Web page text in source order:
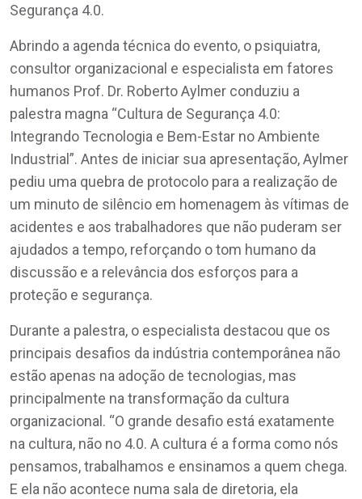
Segurança 4.0.
Abrindo a agenda técnica do evento, o psiquiatra,
consultor organizacional e especialista em fatores
humanos Prof. Dr. Roberto Aylmer conduziu a
palestra magna “Cultura de Segurança 4.0:
Integrando Tecnologia e Bem-Estar no Ambiente
Industrial”. Antes de iniciar sua apresentação, Aylmer
pediu uma quebra de protocolo para a realização de
um minuto de silêncio em homenagem às vítimas de
acidentes e aos trabalhadores que não puderam ser
ajudados a tempo, reforçando o tom humano da
discussão e a relevância dos esforços para a
proteção e segurança.
Durante a palestra, o especialista destacou que os
principais desafios da indústria contemporânea não
estão apenas na adoção de tecnologias, mas
principalmente na transformação da cultura
organizacional. “O grande desafio está exatamente
na cultura, não no 4.0. A cultura é a forma como nós
pensamos, trabalhamos e ensinamos a quem chega.
E ela não acontece numa sala de diretoria, ela